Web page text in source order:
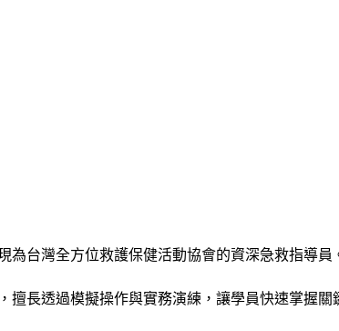
台灣全方位救護保健活動協會的資深急救指導
長透過模擬操作與實務演練，讓學員快速掌握